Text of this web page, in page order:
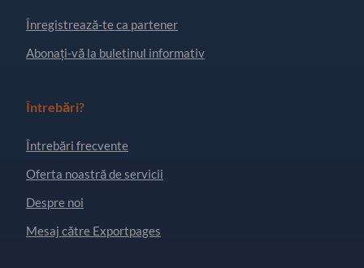
Înregistrează-te ca partener
Abonați-vă la buletinul informativ
Întrebări?
Întrebări frecvente
Oferta noastră de servicii
Despre noi
Mesaj către Exportpages